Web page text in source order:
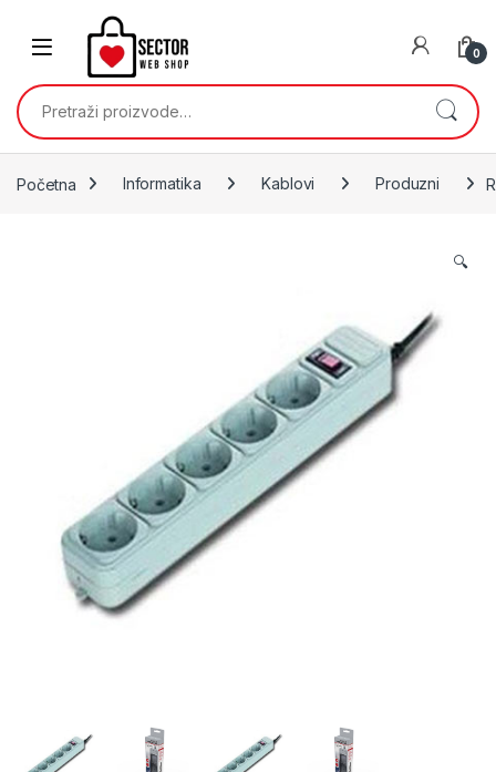
Skip to navigation
0
Pretraži:
Početna Informatika Kablovi Produzni
🔍